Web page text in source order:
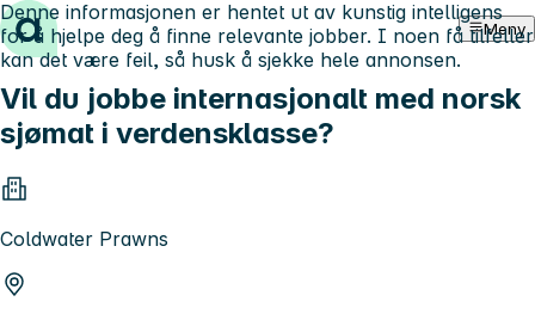
Hopp til innhold Meny
Vil du jobbe internasjonalt med norsk
sjømat i verdensklasse?
Coldwater Prawns
Denne informasjonen er hentet ut av kunstig intelligens
for å hjelpe deg å finne relevante jobber. I noen få tilfeller
kan det være feil, så husk å sjekke hele annonsen.